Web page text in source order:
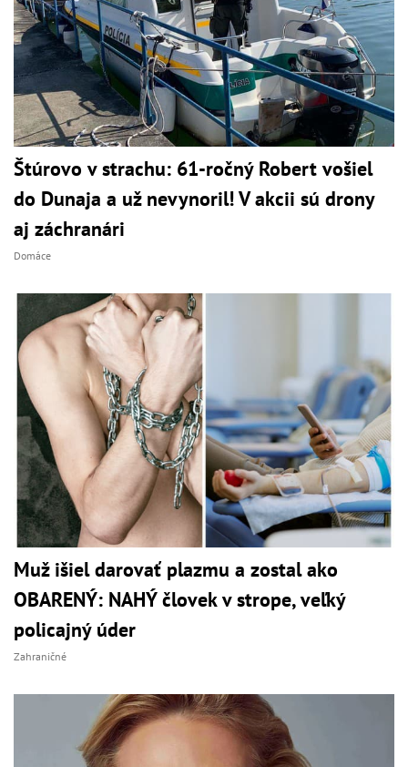
Štúrovo v strachu: 61-ročný Robert vošiel
do Dunaja a už nevynoril! V akcii sú drony
aj záchranári
Domáce
Muž išiel darovať plazmu a zostal ako
OBARENÝ: NAHÝ človek v strope, veľký
policajný úder
Zahraničné